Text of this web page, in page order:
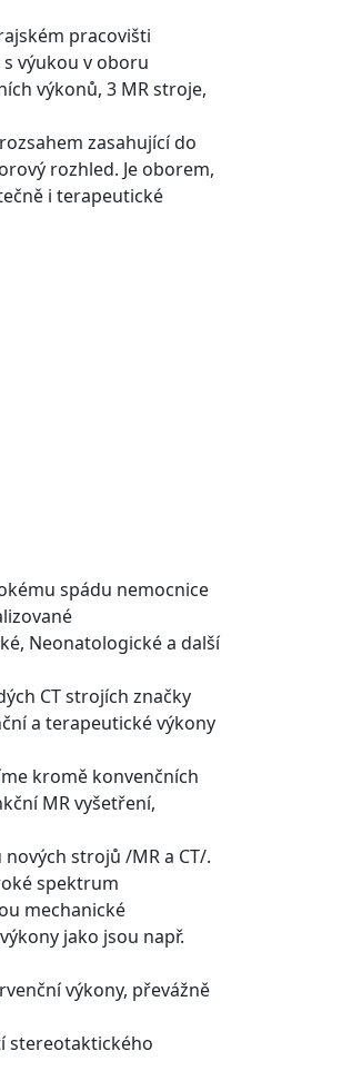
pracovišti
výukou v oboru
výkonů, 3 MR stroje,
zasahující do
rozhled. Je oborem,
i terapeutické
spádu nemocnice
Neonatologické a další
CT strojích značky
a terapeutické výkony
kromě konvenčních
MR vyšetření,
strojů /MR a CT/.
spektrum
mechanické
jako jsou např.
výkony, převážně
stereotaktického